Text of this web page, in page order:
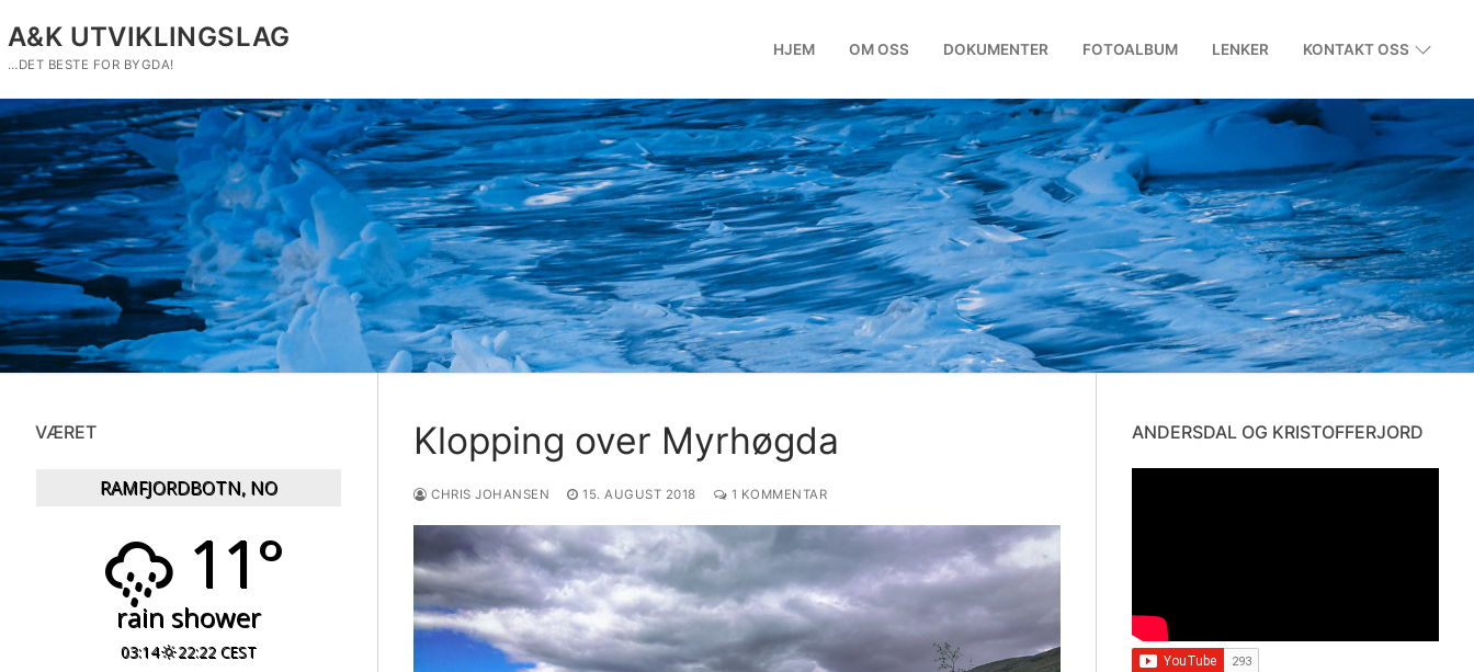
til
innholdet
A&K UTVIKLINGSLAG
…DET BESTE FOR BYGDA!
HJEM OM OSS DOKUMENTER FOTOALBUM LENKER KONTAKT OSS
Klopping over Myrhøgda
CHRIS JOHANSEN 15. AUGUST 2018 1 KOMMENTAR
ANDERSDAL OG KRISTOFFERJORD
VÆRET
RAMFJORDBOTN, NO
11°
rain shower
03:14
22:22 CEST